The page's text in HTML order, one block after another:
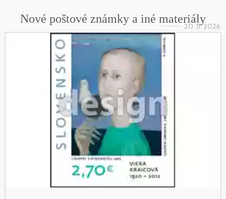
Nové poštové známky a iné materiály
20. 11. 2026